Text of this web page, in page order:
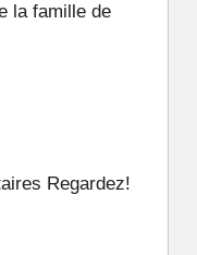
la famille de
Regardez!